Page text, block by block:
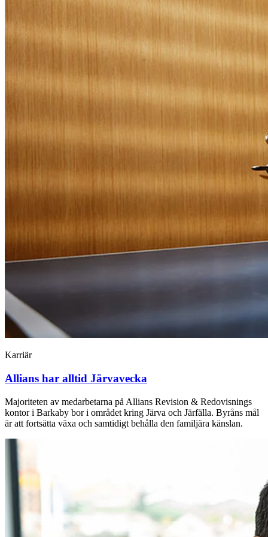
Karriär
Allians har alltid Järvavecka
Majoriteten av medarbetarna på Allians Revision & Redovisnings
kontor i Barkaby bor i området kring Järva och Järfälla. Byråns mål
är att fortsätta växa och samtidigt behålla den familjära känslan.